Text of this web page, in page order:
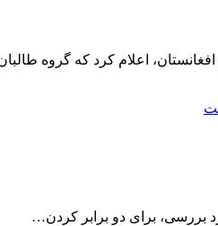
اعلام کرد که گروه